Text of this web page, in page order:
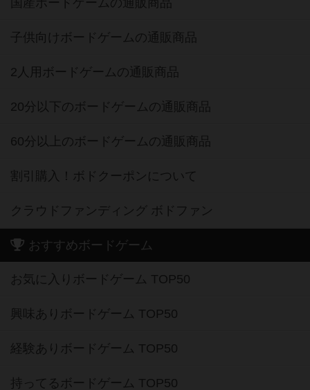
国産ボードゲームの通販商品
子供向けボードゲームの通販商品
2人用ボードゲームの通販商品
20分以下のボードゲームの通販商品
60分以上のボードゲームの通販商品
割引購入！ボドクーポンについて
クラウドファンディング ボドファン
おすすめボードゲーム
お気に入りボードゲーム TOP50
興味ありボードゲーム TOP50
経験ありボードゲーム TOP50
持ってるボードゲーム TOP50